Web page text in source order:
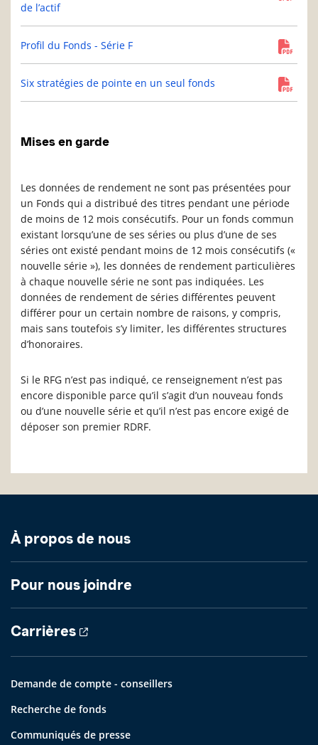
de l’actif
Profil du Fonds - Série F
Six stratégies de pointe en un seul fonds
Mises en garde
Les données de rendement ne sont pas présentées pour
un Fonds qui a distribué des titres pendant une période
de moins de 12 mois consécutifs. Pour un fonds commun
existant lorsqu’une de ses séries ou plus d’une de ses
séries ont existé pendant moins de 12 mois consécutifs («
nouvelle série »), les données de rendement particulières
à chaque nouvelle série ne sont pas indiquées. Les
données de rendement de séries différentes peuvent
différer pour un certain nombre de raisons, y compris,
mais sans toutefois s’y limiter, les différentes structures
d’honoraires.
Si le RFG n’est pas indiqué, ce renseignement n’est pas
encore disponible parce qu’il s’agit d’un nouveau fonds
ou d’une nouvelle série et qu’il n’est pas encore exigé de
déposer son premier RDRF.
À propos de nous
Pour nous joindre
Carrières
Demande de compte - conseillers
Recherche de fonds
Communiqués de presse